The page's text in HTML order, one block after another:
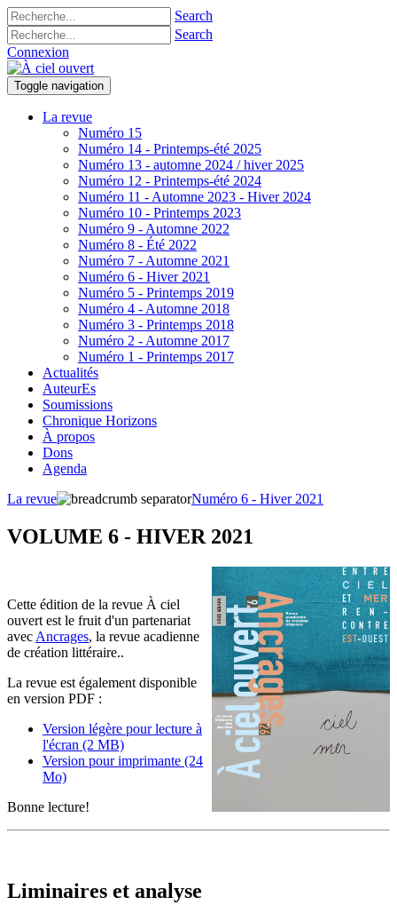
Search
Search
Connexion
Toggle navigation
La revue
Numéro 15
Numéro 14 - Printemps-été 2025
Numéro 13 - automne 2024 / hiver 2025
Numéro 12 - Printemps-été 2024
Numéro 11 - Automne 2023 - Hiver 2024
Numéro 10 - Printemps 2023
Numéro 9 - Automne 2022
Numéro 8 - Été 2022
Numéro 7 - Automne 2021
Numéro 6 - Hiver 2021
Numéro 5 - Printemps 2019
Numéro 4 - Automne 2018
Numéro 3 - Printemps 2018
Numéro 2 - Automne 2017
Numéro 1 - Printemps 2017
Actualités
AuteurEs
Soumissions
Chronique Horizons
À propos
Dons
Agenda
La revue
Numéro 6 - Hiver 2021
VOLUME 6 - HIVER 2021
Cette édition de la revue À ciel
ouvert est le fruit d'un partenariat
avec Ancrages, la revue acadienne
de création littéraire..
La revue est également disponible
en version PDF :
Version légère pour lecture à
l'écran (2 MB)
Version pour imprimante (24
Mo)
Bonne lecture!
Liminaires et analyse